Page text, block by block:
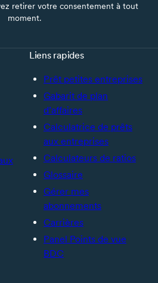
retirer votre consentement à tout
moment.
Liens rapides
Prêt petites entreprises
Gabarit de plan
d’affaires
Calculatrice de prêts
aux entreprises
Calculateurs de ratios
Glossaire
Gérer mes
abonnements
Carrières
Panel Points de vue
BDC